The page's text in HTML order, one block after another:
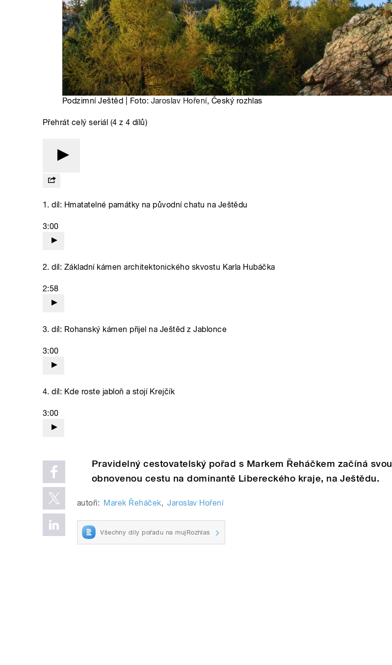
Podzimní Ještěd | Foto: Jaroslav Hoření, Český rozhlas
Přehrát celý seriál (4 z 4 dílů)
1. díl: Hmatatelné památky na původní chatu na Ještědu
3:00
2. díl: Základní kámen architektonického skvostu Karla Hubáčka
2:58
3. díl: Rohanský kámen přijel na Ještěd z Jablonce
3:00
4. díl: Kde roste jabloň a stojí Krejčík
3:00
Pravidelný cestovatelský pořad s Markem Řeháčkem začíná svou
obnovenou cestu na dominantě Libereckého kraje, na Ještědu.
autoři: Marek Řeháček, Jaroslav Hoření
Všechny díly pořadu na mujRozhlas